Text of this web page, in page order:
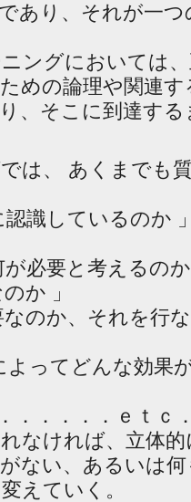
あり、それが一
ングにおいては
めの論理や関連す
、そこに到達す
は、 あくまでも
認識しているのか
が必要と考えるの
か 」
なのか、それを行
よってどんな効果
．．．．．ｅｔｃ
なければ、立体
ない、あるいは
えていく。